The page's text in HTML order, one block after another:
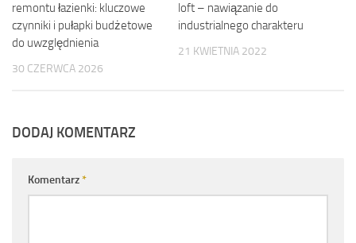
remontu łazienki: kluczowe
czynniki i pułapki budżetowe
do uwzględnienia
30 CZERWCA 2026
loft – nawiązanie do
industrialnego charakteru
21 KWIETNIA 2022
DODAJ KOMENTARZ
Komentarz*